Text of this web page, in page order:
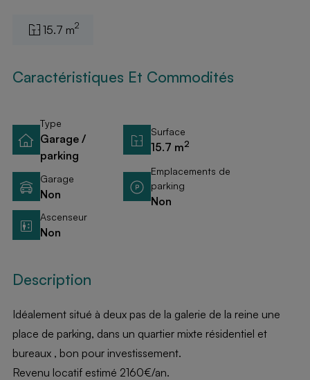
15.7 m2
Caractéristiques Et Commodités
Type
Garage /
parking
Surface
15.7 m2
Garage
Non
Emplacements de
parking
Non
Ascenseur
Non
Description
Idéalement situé à deux pas de la galerie de la reine une
place de parking, dans un quartier mixte résidentiel et
bureaux , bon pour investissement.
Revenu locatif estimé 2160€/an.